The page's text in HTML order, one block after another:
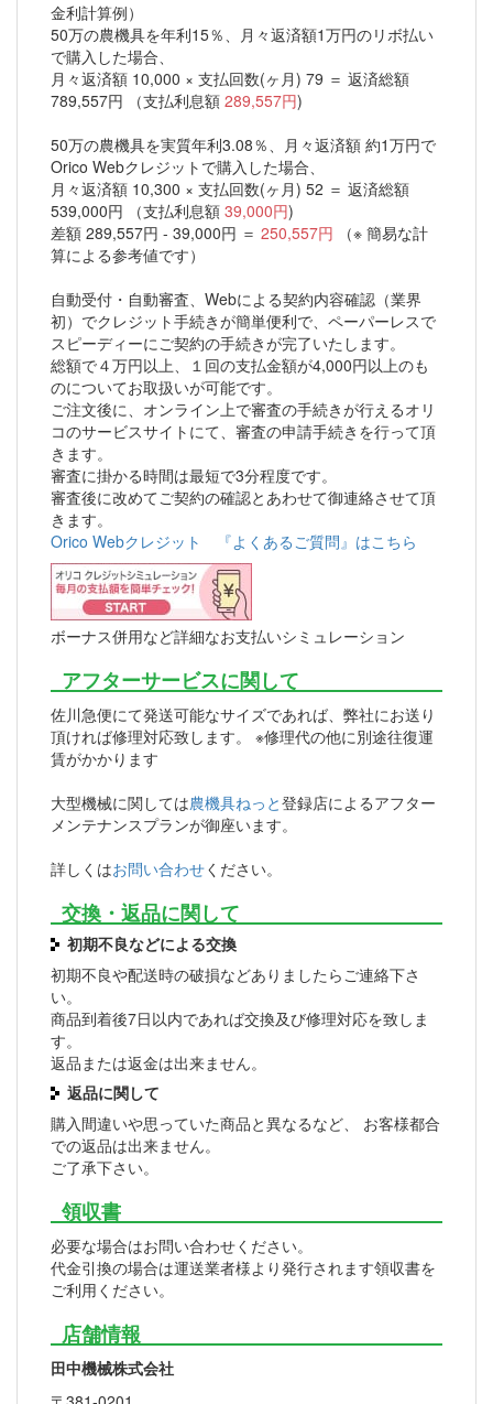
金利計算例）
50万の農機具を年利15％、月々返済額1万円のリボ払い
で購入した場合、
月々返済額 10,000 × 支払回数(ヶ月) 79 ＝ 返済総額
789,557円 （支払利息額 289,557円)
50万の農機具を実質年利3.08％、月々返済額 約1万円で
Orico Webクレジットで購入した場合、
月々返済額 10,300 × 支払回数(ヶ月) 52 ＝ 返済総額
539,000円 （支払利息額 39,000円)
差額 289,557円 - 39,000円 ＝ 250,557円 （※ 簡易な計
算による参考値です）
自動受付・自動審査、Webによる契約内容確認（業界
初）でクレジット手続きが簡単便利で、ペーパーレスで
スピーディーにご契約の手続きが完了いたします。
総額で４万円以上、１回の支払金額が4,000円以上のも
のについてお取扱いが可能です。
ご注文後に、オンライン上で審査の手続きが行えるオリ
コのサービスサイトにて、審査の申請手続きを行って頂
きます。
審査に掛かる時間は最短で3分程度です。
審査後に改めてご契約の確認とあわせて御連絡させて頂
きます。
Orico Webクレジット 『よくあるご質問』はこちら
ボーナス併用など詳細なお支払いシミュレーション
アフターサービスに関して
佐川急便にて発送可能なサイズであれば、弊社にお送り
頂ければ修理対応致します。 ※修理代の他に別途往復運
賃がかかります
大型機械に関しては農機具ねっと登録店によるアフター
メンテナンスプランが御座います。
詳しくはお問い合わせください。
交換・返品に関して
初期不良などによる交換
初期不良や配送時の破損などありましたらご連絡下さ
い。
商品到着後7日以内であれば交換及び修理対応を致しま
す。
返品または返金は出来ません。
返品に関して
購入間違いや思っていた商品と異なるなど、 お客様都合
での返品は出来ません。
ご了承下さい。
領収書
必要な場合はお問い合わせください。
代金引換の場合は運送業者様より発行されます領収書を
ご利用ください。
店舗情報
田中機械株式会社